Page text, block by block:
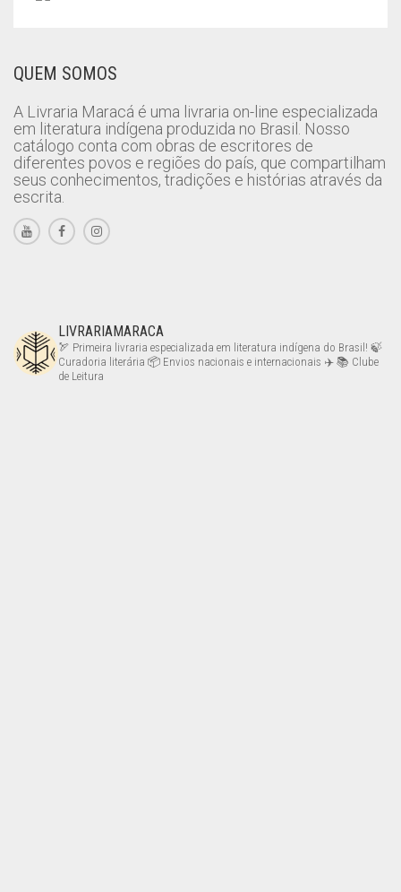
QUEM SOMOS
A Livraria Maracá é uma livraria on-line especializada
em literatura indígena produzida no Brasil. Nosso
catálogo conta com obras de escritores de
diferentes povos e regiões do país, que compartilham
seus conhecimentos, tradições e histórias através da
escrita.
LIVRARIAMARACA
🏹 Primeira livraria especializada em literatura indígena do Brasil! 🍃
Curadoria literária 📦 Envios nacionais e internacionais ✈️ 📚 Clube
de Leitura